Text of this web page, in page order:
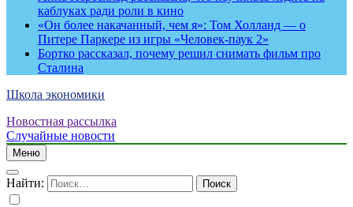
каблуках ради роли в кино
«Он более накачанный, чем я»: Том Холланд — о
Питере Паркере из игры «Человек-паук 2»
Бортко рассказал, почему решил снимать фильм про
Сталина
Школа экономики
Новостная рассылка
Случайные новости
Меню
Найти: